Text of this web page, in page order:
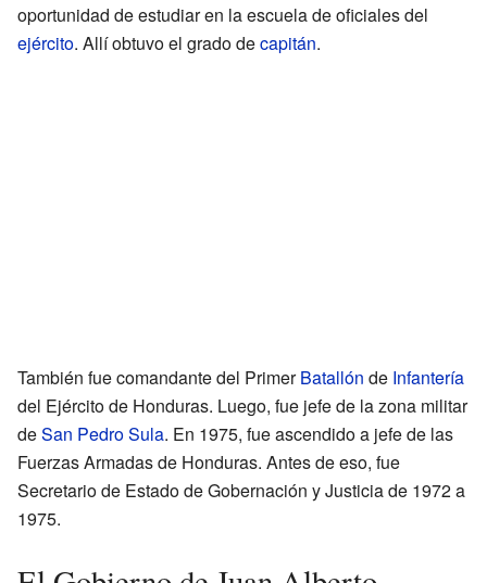
oportunidad de estudiar en la escuela de oficiales del
ejército. Allí obtuvo el grado decapitán.
También fue comandante del PrimerBatallón de Infantería
del Ejército de Honduras. Luego, fue jefe de la zona militar
deSan Pedro Sula. En 1975, fue ascendido a jefe de las
Fuerzas Armadas de Honduras. Antes de eso, fue
Secretario de Estado de Gobernación y Justicia de 1972 a
1975.